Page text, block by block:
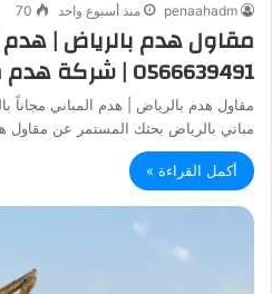
penaahadm منذ أسبوع واحد 70
مقاول هدم بالرياض | هدم
0566639491 | شركة هدم مباني بالرياض
مباني بالرياض بحثك المستمر عن مقاول
أكمل القراءة »